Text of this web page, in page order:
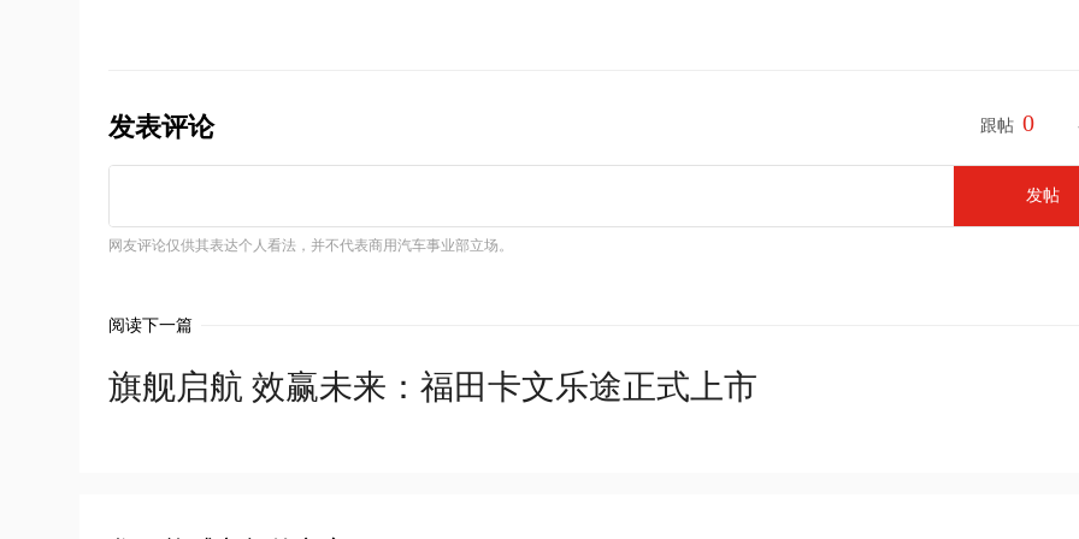
发表评论 跟帖 0
发帖
网友评论仅供其表达个人看法，并不代表商用汽车事业部立场。
阅读下一篇
旗舰启航 效赢未来：福田卡文乐途正式上市